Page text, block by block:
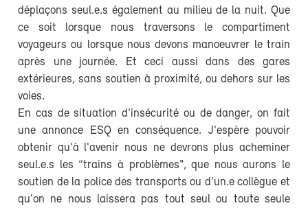
déplaçons seul.e.s également au milieu de la nuit. Que
ce soit lorsque nous traversons le compartiment
voyageurs ou lorsque nous devons manoeuvrer le train
après une journée. Et ceci aussi dans des gares
extérieures, sans soutien à proximité, ou dehors sur les
voies.
En cas de situation d'insécurité ou de danger, on fait
une annonce ESQ en conséquence. J'espère pouvoir
obtenir qu'à l'avenir nous ne devrons plus acheminer
seul.e.s les “trains à problèmes", que nous aurons le
soutien de la police des transports ou d'un.e collègue et
qu'on ne nous laissera pas tout seul ou toute seule